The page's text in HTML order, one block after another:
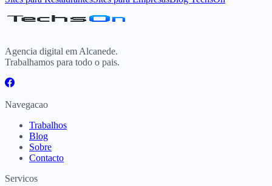
Agencia digital em Alcanede.
Trabalhamos para todo o pais.
Navegacao
Trabalhos
Blog
Sobre
Contacto
Servicos